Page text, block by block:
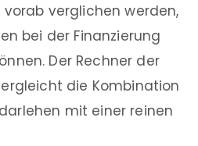
vorab verglichen werden,
bei der Finanzierung
Der Rechner der
die Kombination
mit einer reinen